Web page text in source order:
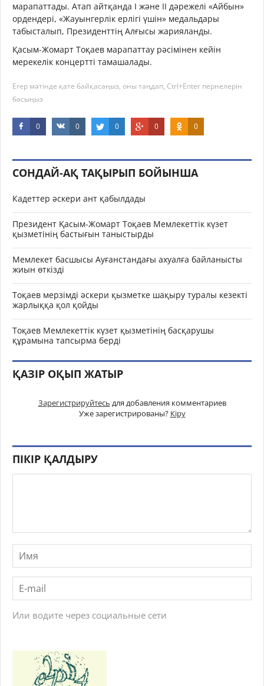
марапаттады. Атап айтқанда І және ІІ дәрежелі «Айбын»
ордендері, «Жауынгерлік ерлігі үшін» медальдары
табысталып, Президенттің Алғысы жарияланды.
Қасым-Жомарт Тоқаев марапаттау рәсімінен кейін
мерекелік концертті тамашалады.
Егер мәтінде қате байқасаңыз, оны таңдап, Ctrl+Enter пернелерін
басыңыз
0 0 0 0 0
СОНДАЙ-АҚ ТАҚЫРЫП БОЙЫНША
Кадеттер әскери ант қабылдады
Президент Қасым-Жомарт Тоқаев Мемлекеттік күзет
қызметінің бастығын таныстырды
Мемлекет басшысы Ауғанстандағы ахуалға байланысты
жиын өткізді
Тоқаев мерзімді әскери қызметке шақыру туралы кезекті
жарлыққа қол қойды
Тоқаев Мемлекеттік күзет қызметінің басқарушы
құрамына тапсырма берді
ҚАЗІР ОҚЫП ЖАТЫР
Зарегистрируйтесь для добавления комментариев
Уже зарегистрированы? Кіру
ПІКІР ҚАЛДЫРУ
Или водите через социальные сети